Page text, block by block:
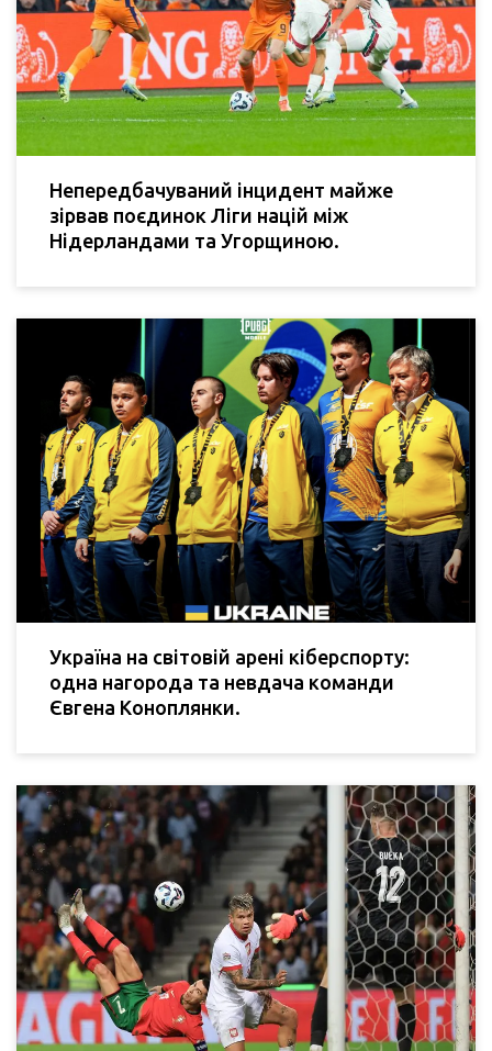
Непередбачуваний інцидент майже
зірвав поєдинок Ліги націй між
Нідерландами та Угорщиною.
Україна на світовій арені кіберспорту:
одна нагорода та невдача команди
Євгена Коноплянки.